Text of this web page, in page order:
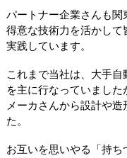
パートナー企業さんも
得意な技術力を活かし
実践しています。
これまで当社は、大手
を主に行なっていまし
メーカさんから設計や
た。
お互いを思いやる「持